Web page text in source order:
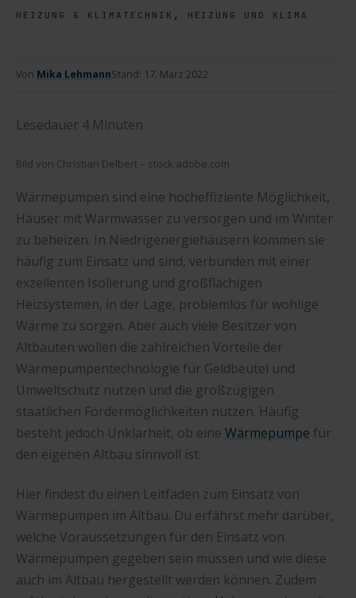
HEIZUNG & KLIMATECHNIK , HEIZUNG UND KLIMA
Von Mika LehmannStand: 17. März 2022
Lesedauer 4 Minuten
Bild von Christian Delbert – stock.adobe.com
Wärmepumpen sind eine hocheffiziente Möglichkeit,
Häuser mit Warmwasser zu versorgen und im Winter
zu beheizen. In Niedrigenergiehäusern kommen sie
häufig zum Einsatz und sind, verbunden mit einer
exzellenten Isolierung und großflächigen
Heizsystemen, in der Lage, problemlos für wohlige
Wärme zu sorgen. Aber auch viele Besitzer von
Altbauten wollen die zahlreichen Vorteile der
Wärmepumpentechnologie für Geldbeutel und
Umweltschutz nutzen und die großzügigen
staatlichen Fördermöglichkeiten nutzen. Häufig
besteht jedoch Unklarheit, ob eine Wärmepumpe für
den eigenen Altbau sinnvoll ist.
Hier findest du einen Leitfaden zum Einsatz von
Wärmepumpen im Altbau. Du erfährst mehr darüber,
welche Voraussetzungen für den Einsatz von
Wärmepumpen gegeben sein müssen und wie diese
auch im Altbau hergestellt werden können. Zudem